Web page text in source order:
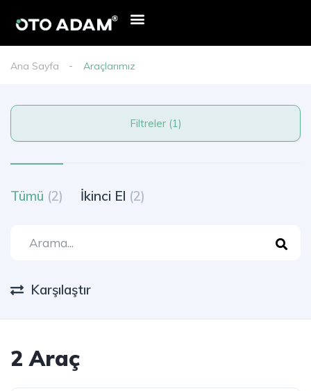
Ana Sayfa Araçlarımız
Filtreler (1)
Tümü (2) İkinci El (2)
Karşılaştır
2 Araç